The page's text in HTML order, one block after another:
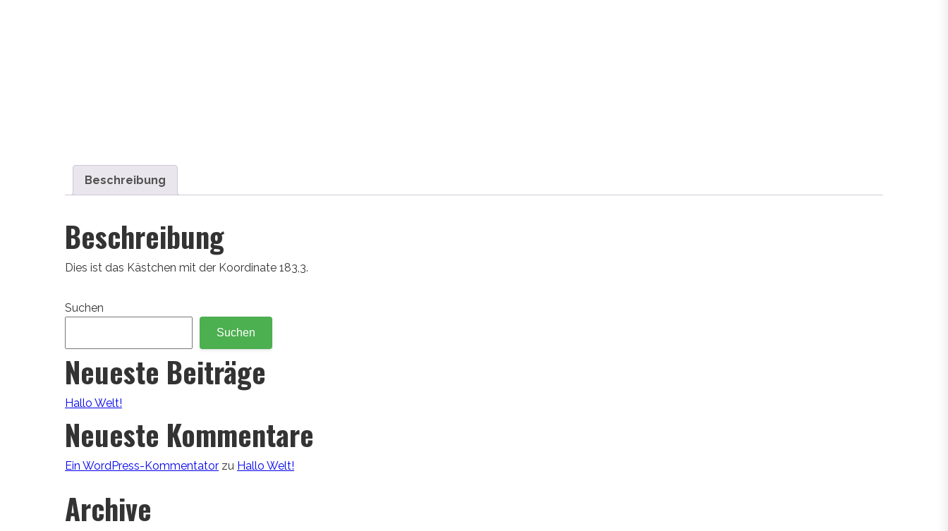
Beschreibung
Beschreibung
Dies ist das Kästchen mit der Koordinate 183,3.
Suchen
Suchen
Neueste Beiträge
Hallo Welt!
Neueste Kommentare
Ein WordPress-Kommentator zu Hallo Welt!
Archive